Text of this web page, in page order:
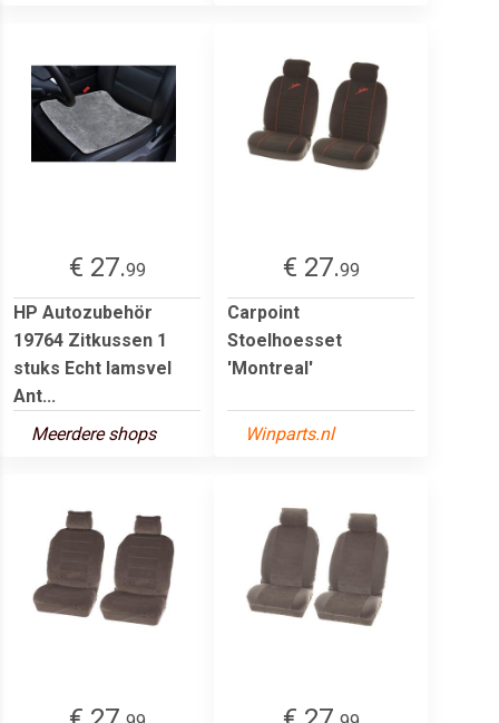
€ 27.99
HP Autozubehör
19764 Zitkussen 1
stuks Echt lamsvel
Ant...
Meerdere shops
€ 27.99
Carpoint
Stoelhoesset
'Montreal'
Winparts.nl